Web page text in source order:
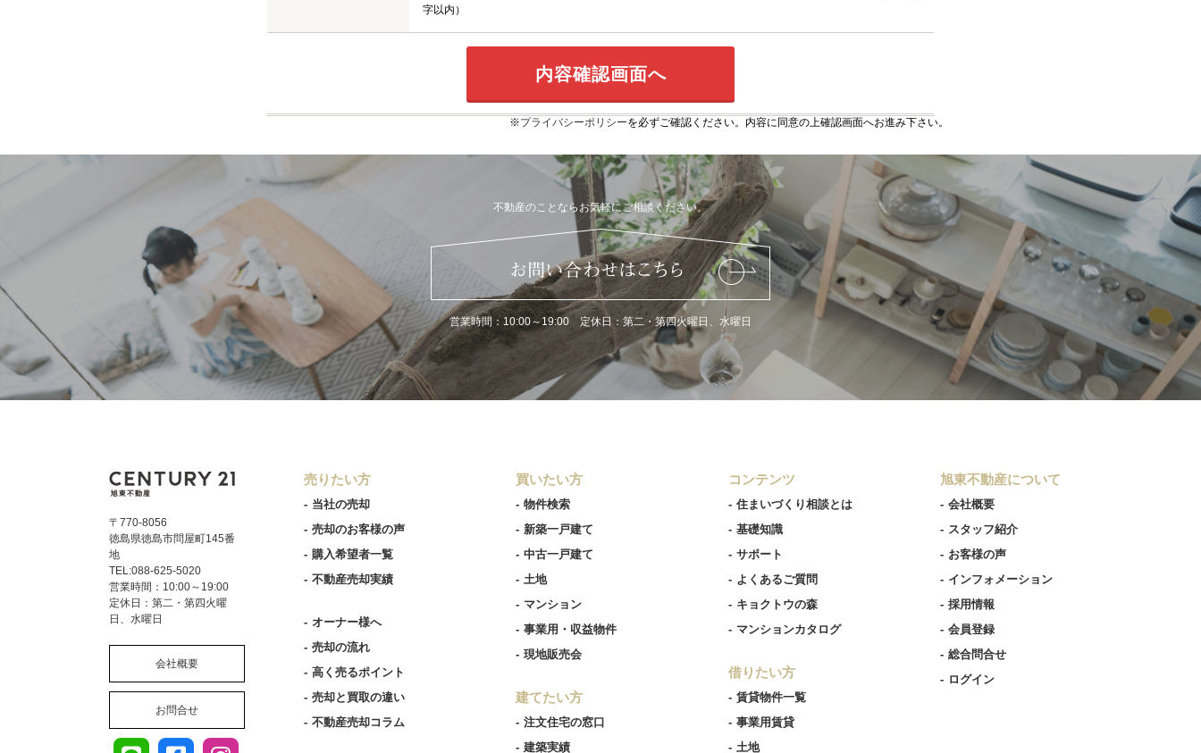
字以内）
※プライバシーポリシーを必ずご確認ください。内容に同意の上確認画面へお進み下さい。
不動産のことならお気軽にご相談ください。
営業時間：10:00～19:00 定休日：第二・第四火曜日、水曜日
〒770-8056
徳島県徳島市問屋町145番
地
TEL:088-625-5020
営業時間：10:00～19:00
定休日：第二・第四火曜
日、水曜日
会社概要
お問合せ
売りたい方
当社の売却
売却のお客様の声
購入希望者一覧
不動産売却実績
オーナー様へ
売却の流れ
高く売るポイント
売却と買取の違い
不動産売却コラム
買いたい方
物件検索
新築一戸建て
中古一戸建て
土地
マンション
事業用・収益物件
現地販売会
建てたい方
注文住宅の窓口
建築実績
コンテンツ
住まいづくり相談とは
基礎知識
サポート
よくあるご質問
キョクトウの森
マンションカタログ
借りたい方
賃貸物件一覧
事業用賃貸
土地
旭東不動産について
会社概要
スタッフ紹介
お客様の声
インフォメーション
採用情報
会員登録
総合問合せ
ログイン